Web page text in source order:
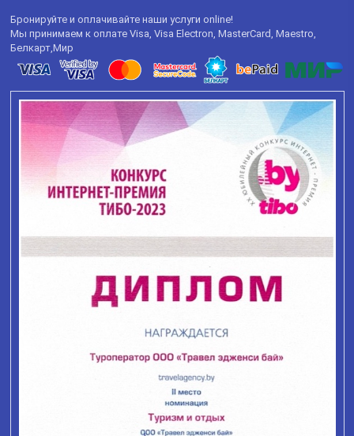
Бронируйте и оплачивайте наши услуги online!
Мы принимаем к оплате Visa, Visa Electron, MasterCard, Maestro,
Белкарт,Мир